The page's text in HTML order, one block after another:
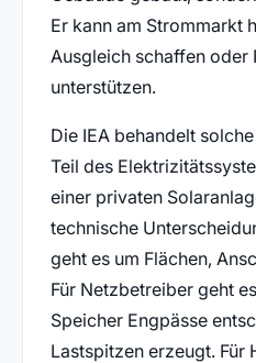
Er kann am Strommarkt
Ausgleich schaffen oder
unterstützen.
Die IEA behandelt
Teil des
einer privaten
technische
geht es um Flächen,
Für Netzbetreiber geht
Speicher Engpässe
Lastspitzen erzeugt. Für